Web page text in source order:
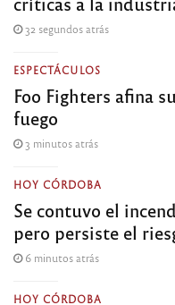
32 segundos atrás
ESPECTÁCULOS
Foo Fighters afina
fuego
3 minutos atrás
HOY CÓRDOBA
Se contuvo el
pero persiste el
6 minutos atrás
HOY CÓRDOBA